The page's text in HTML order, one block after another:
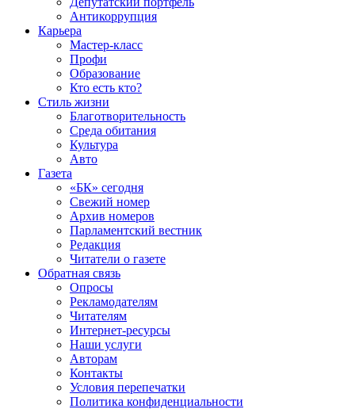
Антикоррупция
Карьера
Мастер-класс
Профи
Образование
Кто есть кто?
Стиль жизни
Благотворительность
Среда обитания
Культура
Авто
Газета
«БК» сегодня
Свежий номер
Архив номеров
Парламентский вестник
Редакция
Читатели о газете
Обратная связь
Опросы
Рекламодателям
Читателям
Интернет-ресурсы
Наши услуги
Авторам
Контакты
Условия перепечатки
Политика конфиденциальности